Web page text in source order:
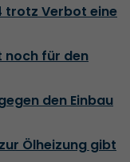
trotz Verbot eine
noch für den
den Einbau
Ölheizung gibt